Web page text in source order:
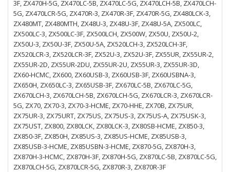
3F, ZX470H-5G, ZX470LC-5B, ZX470LC-5G, ZX470LCH-5B, ZX470LCH-
5G, ZX470LCR-5G, ZX470R-3, ZX470R-3F, ZX470R-5G, ZX480LCK-3,
ZX480MT, ZX480MTH, ZX48U-3, ZX48U-3F, ZX48U-5A, ZX500LC,
ZX500LC-3, ZX500LC-3F, ZX500LCH, ZX500W, ZX50U, ZX50U-2,
ZX50U-3, ZX50U-3F, ZX50U-5A, ZX520LCH-3, ZX520LCH-3F,
ZX520LCR-3, ZX520LCR-3F, ZX52U-3, ZX52U-3F, ZX55UR, ZX55UR-2,
ZX55UR-2D, ZX55UR-2DU, ZX55UR-2U, ZX55UR-3, ZX55UR-3D,
ZX60-HCMC, ZX600, ZX60USB-3, ZX60USB-3F, ZX60USBNA-3,
ZX650H, ZX650LC-3, ZX65USB-3F, ZX670LC-5B, ZX670LC-5G,
ZX670LCH-3, ZX670LCH-5B, ZX670LCH-5G, ZX670LCR-3, ZX670LCR-
5G, ZX70, ZX70-3, ZX70-3-HCME, ZX70-HHE, ZX70B, ZX75UR,
ZX75UR-3, ZX75URT, ZX75US, ZX75US-3, ZX75US-A, ZX75USK-3,
ZX75UST, ZX800, ZX80LCK, ZX80LCK-3, ZX80SB-HCME, ZX850-3,
ZX850-3F, ZX850H, ZX85US-3, ZX85US-HCME, ZX85USB-3,
ZX85USB-3-HCME, ZX85USBN-3-HCME, ZX870-5G, ZX870H-3,
ZX870H-3-HCMC, ZX870H-3F, ZX870H-5G, ZX870LC-5B, ZX870LC-5G,
ZX870LCH-5G, ZX870LCR-5G, ZX870R-3, ZX870R-3F